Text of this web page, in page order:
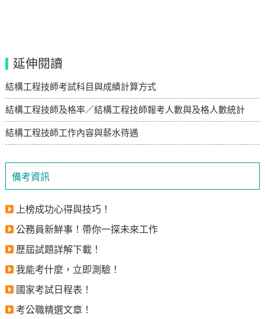
備考資訊
上榜成功心得與技巧！
公務員新鮮事！帶你一探未來工作
歷屆試題詳解下載！
我能考什麼，立即測驗！
國家考試日程表！
考公職精選文章！
延伸閱讀
結構工程技師考試科目與成績計算方式
結構工程技師及格率／結構工程技師報考人數與及格人數統計
結構工程技師工作內容與薪水待遇